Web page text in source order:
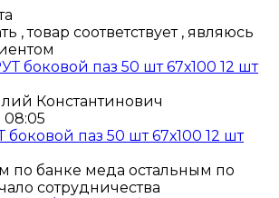
, товар соответствует , являюсь
Константинович
08:05
паз 50 шт 67х100 12 шт
по банке меда остальным по
сотрудничества